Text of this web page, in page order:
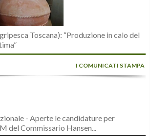
Toscana): “Produzione in calo del
I COMUNICATI STAMPA
- Aperte le candidature per
del Commissario Hansen...